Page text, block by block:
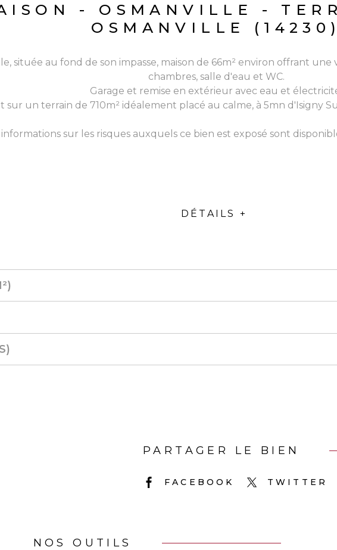
- OSMANVILLE -
OSMANVILLE (14230)
située au fond de son impasse, maison de 66m² environ offrant
chambres, salle d'eau et WC.
Garage et remise en extérieur avec eau et
sur un terrain de 710m² idéalement placé au calme, à 5mn d'Isigny
informations sur les risques auxquels ce bien est exposé sont
DÉTAILS +
PARTAGER LE BIEN
FACEBOOK TWITTER
NOS OUTILS